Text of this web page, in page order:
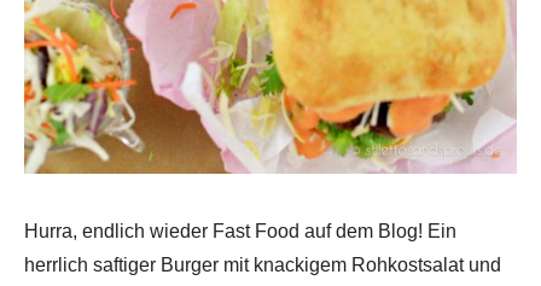
Hurra, endlich wieder Fast Food auf dem Blog! Ein
herrlich saftiger Burger mit knackigem Rohkostsalat und